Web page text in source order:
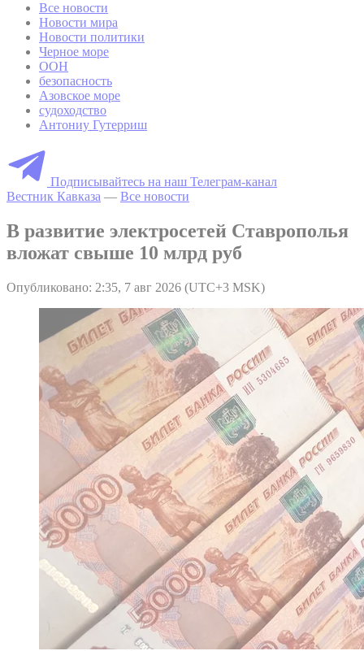
Все новости
Новости мира
Новости политики
Черное море
ООН
безопасность
Азовское море
судоходство
Антониу Гутерриш
Подписывайтесь на наш Телеграм-канал
Вестник Кавказа — Все новости
В развитие электросетей Ставрополья
вложат свыше 10 млрд руб
Опубликовано: 2:35, 7 авг 2026 (UTC+3 MSK)